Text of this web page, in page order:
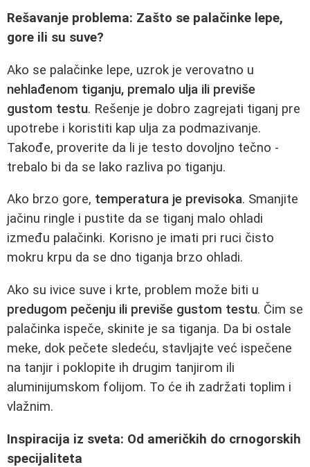
Rešavanje problema: Zašto se palačinke lepe,
gore ili su suve?
Ako se palačinke lepe, uzrok je verovatno u
nehlađenom tiganju, premalo ulja ili previše
gustom testu. Rešenje je dobro zagrejati tiganj pre
upotrebe i koristiti kap ulja za podmazivanje.
Takođe, proverite da li je testo dovoljno tečno -
trebalo bi da se lako razliva po tiganju.
Ako brzo gore, temperatura je previsoka. Smanjite
jačinu ringle i pustite da se tiganj malo ohladi
između palačinki. Korisno je imati pri ruci čisto
mokru krpu da se dno tiganja brzo ohladi.
Ako su ivice suve i krte, problem može biti u
predugom pečenju ili previše gustom testu. Čim se
palačinka ispeče, skinite je sa tiganja. Da bi ostale
meke, dok pečete sledeću, stavljajte već ispečene
na tanjir i poklopite ih drugim tanjirom ili
aluminijumskom folijom. To će ih zadržati toplim i
vlažnim.
Inspiracija iz sveta: Od američkih do crnogorskih
specijaliteta